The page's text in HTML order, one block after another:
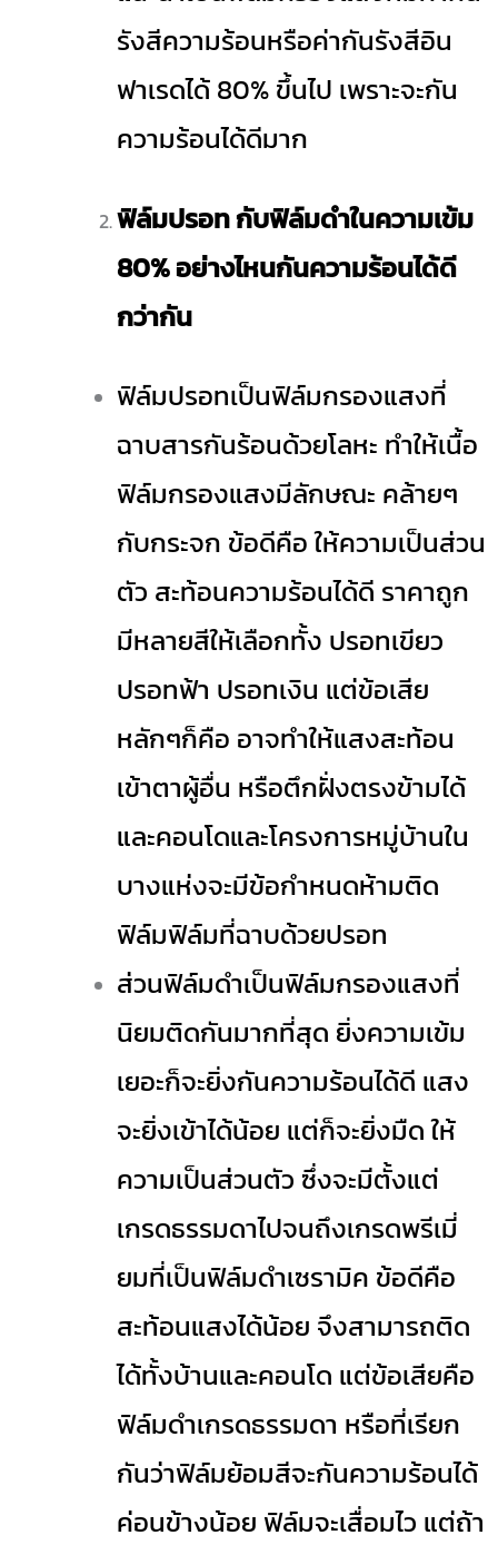
รังสีความร้อนหรือค่ากันรังสีอิน
ฟาเรดได้ 80% ขึ้นไป เพราะจะกัน
ความร้อนได้ดีมาก
ฟิล์มปรอท กับฟิล์มดำในความเข้ม
80% อย่างไหนกันความร้อนได้ดี
กว่ากัน
ฟิล์มปรอทเป็นฟิล์มกรองแสงที่
ฉาบสารกันร้อนด้วยโลหะ ทำให้เนื้อ
ฟิล์มกรองแสงมีลักษณะ คล้ายๆ
กับกระจก ข้อดีคือ ให้ความเป็นส่วน
ตัว สะท้อนความร้อนได้ดี ราคาถูก
มีหลายสีให้เลือกทั้ง ปรอทเขียว
ปรอทฟ้า ปรอทเงิน แต่ข้อเสีย
หลักๆก็คือ อาจทำให้แสงสะท้อน
เข้าตาผู้อื่น หรือตึกฝั่งตรงข้ามได้
และคอนโดและโครงการหมู่บ้านใน
บางแห่งจะมีข้อกำหนดห้ามติด
ฟิล์มฟิล์มที่ฉาบด้วยปรอท
ส่วนฟิล์มดำเป็นฟิล์มกรองแสงที่
นิยมติดกันมากที่สุด ยิ่งความเข้ม
เยอะก็จะยิ่งกันความร้อนได้ดี แสง
จะยิ่งเข้าได้น้อย แต่ก็จะยิ่งมืด ให้
ความเป็นส่วนตัว ซึ่งจะมีตั้งแต่
เกรดธรรมดาไปจนถึงเกรดพรีเมี่
ยมที่เป็นฟิล์มดำเซรามิค ข้อดีคือ
สะท้อนแสงได้น้อย จึงสามารถติด
ได้ทั้งบ้านและคอนโด แต่ข้อเสียคือ
ฟิล์มดำเกรดธรรมดา หรือที่เรียก
กันว่าฟิล์มย้อมสีจะกันความร้อนได้
ค่อนข้างน้อย ฟิล์มจะเสื่อมไว แต่ถ้า